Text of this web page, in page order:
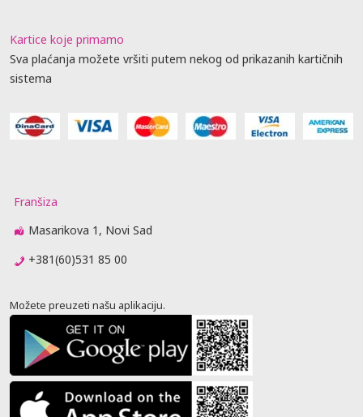
Kartice koje primamo
Sva plaćanja možete vršiti putem nekog od prikazanih kartičnih
sistema
Franšiza
Masarikova 1, Novi Sad
+381(60)531 85 00
Možete preuzeti našu aplikaciju.